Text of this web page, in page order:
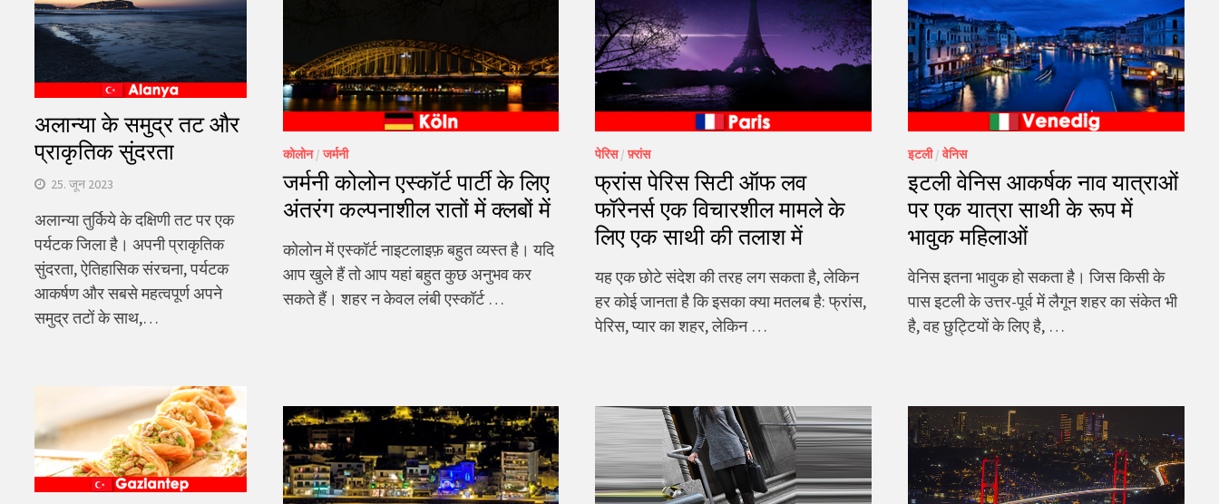
कोलोन/जर्मनी
जर्मनी कोलोन एस्कॉर्ट पार्टी के लिए
अंतरंग कल्पनाशील रातों में क्लबों में
कोलोन में एस्कॉर्ट नाइटलाइफ़ बहुत व्यस्त है। यदि
आप खुले हैं तो आप यहां बहुत कुछ अनुभव कर
सकते हैं। शहर न केवल लंबी एस्कॉर्ट …
पेरिस/फ़्रांस
फ्रांस पेरिस सिटी ऑफ लव
फॉरेनर्स एक विचारशील मामले के
लिए एक साथी की तलाश में
यह एक छोटे संदेश की तरह लग सकता है, लेकिन
हर कोई जानता है कि इसका क्या मतलब है: फ्रांस,
पेरिस, प्यार का शहर, लेकिन …
इटली/वेनिस
इटली वेनिस आकर्षक नाव यात्राओं
पर एक यात्रा साथी के रूप में
भावुक महिलाओं
वेनिस इतना भावुक हो सकता है। जिस किसी के
पास इटली के उत्तर-पूर्व में लैगून शहर का संकेत भी
है, वह छुट्टियों के लिए है, …
अलान्या के समुद्र तट और
प्राकृतिक सुंदरता
25. जून 2023
अलान्या तुर्किये के दक्षिणी तट पर एक
पर्यटक जिला है। अपनी प्राकृतिक
सुंदरता, ऐतिहासिक संरचना, पर्यटक
आकर्षण और सबसे महत्वपूर्ण अपने
समुद्र तटों के साथ,…